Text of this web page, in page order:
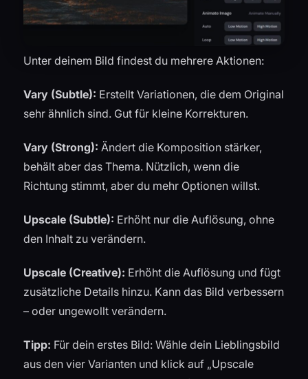
Unter deinem Bild findest du mehrere Aktionen:
Vary (Subtle): Erstellt Variationen, die dem Original
sehr ähnlich sind. Gut für kleine Korrekturen.
Vary (Strong): Ändert die Komposition stärker,
behält aber das Thema. Nützlich, wenn die
Richtung stimmt, aber du mehr Optionen willst.
Upscale (Subtle): Erhöht nur die Auflösung, ohne
den Inhalt zu verändern.
Upscale (Creative): Erhöht die Auflösung und fügt
zusätzliche Details hinzu. Kann das Bild verbessern
– oder ungewollt verändern.
Tipp: Für dein erstes Bild: Wähle dein Lieblingsbild
aus den vier Varianten und klick auf „Upscale